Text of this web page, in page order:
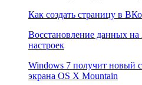
Как создать страницу в
Восстановление данных на
настроек
Windows 7 получит новый
экрана OS X Mountain